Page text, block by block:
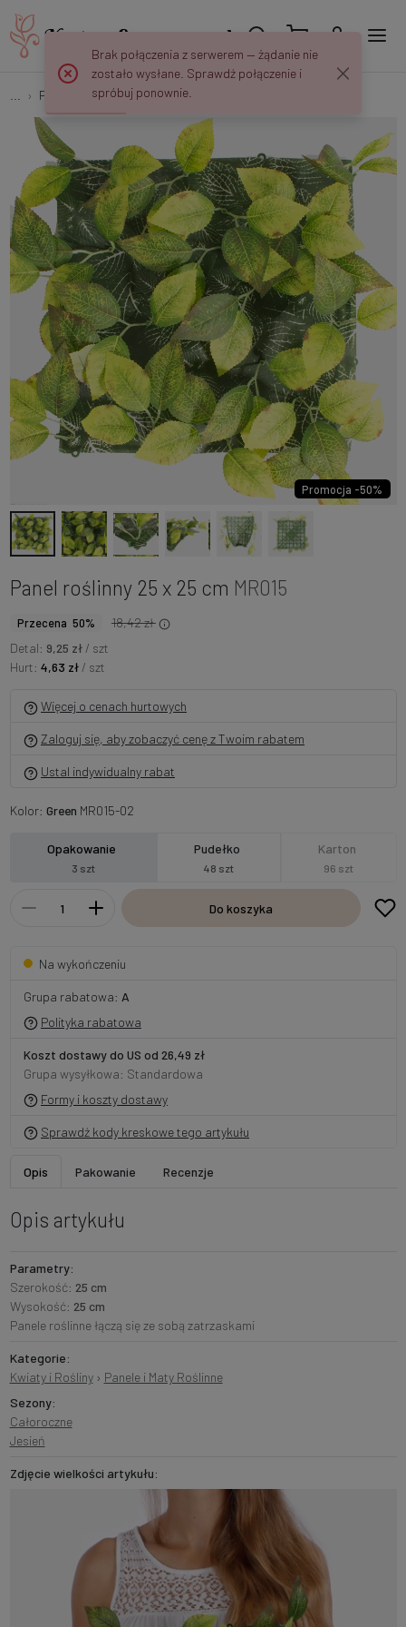
Panele i Maty Roślinne Panel roślinny 25 x 25 cm MR015
Promocja -50%
Panel roślinny 25 x 25 cm MR015
Przecena 50%
18,42 zł
Detal: 9,25 zł/ szt
Hurt: 4,63 zł/ szt
Więcej o cenach hurtowych
Zaloguj się, aby zobaczyć cenę z Twoim rabatem
Ustal indywidualny rabat
Kolor: Green MR015-02
Opakowanie
3 szt
Pudełko
48 szt
Karton
96 szt
Do koszyka
Na wykończeniu
Grupa rabatowa: A
Polityka rabatowa
Koszt dostawy do US od 26,49 zł
Grupa wysyłkowa: Standardowa
Formy i koszty dostawy
Sprawdź kody kreskowe tego artykułu
Opis Pakowanie Recenzje
Opis artykułu
Parametry:
Szerokość: 25 cm
Wysokość: 25 cm
Panele roślinne łączą się ze sobą zatrzaskami
Kategorie:
Kwiaty i Rośliny› Panele i Maty Roślinne
Sezony:
Całoroczne
Jesień
Zdjęcie wielkości artykułu:
Brak połączenia z serwerem — żądanie nie
zostało wysłane. Sprawdź połączenie i
spróbuj ponownie.